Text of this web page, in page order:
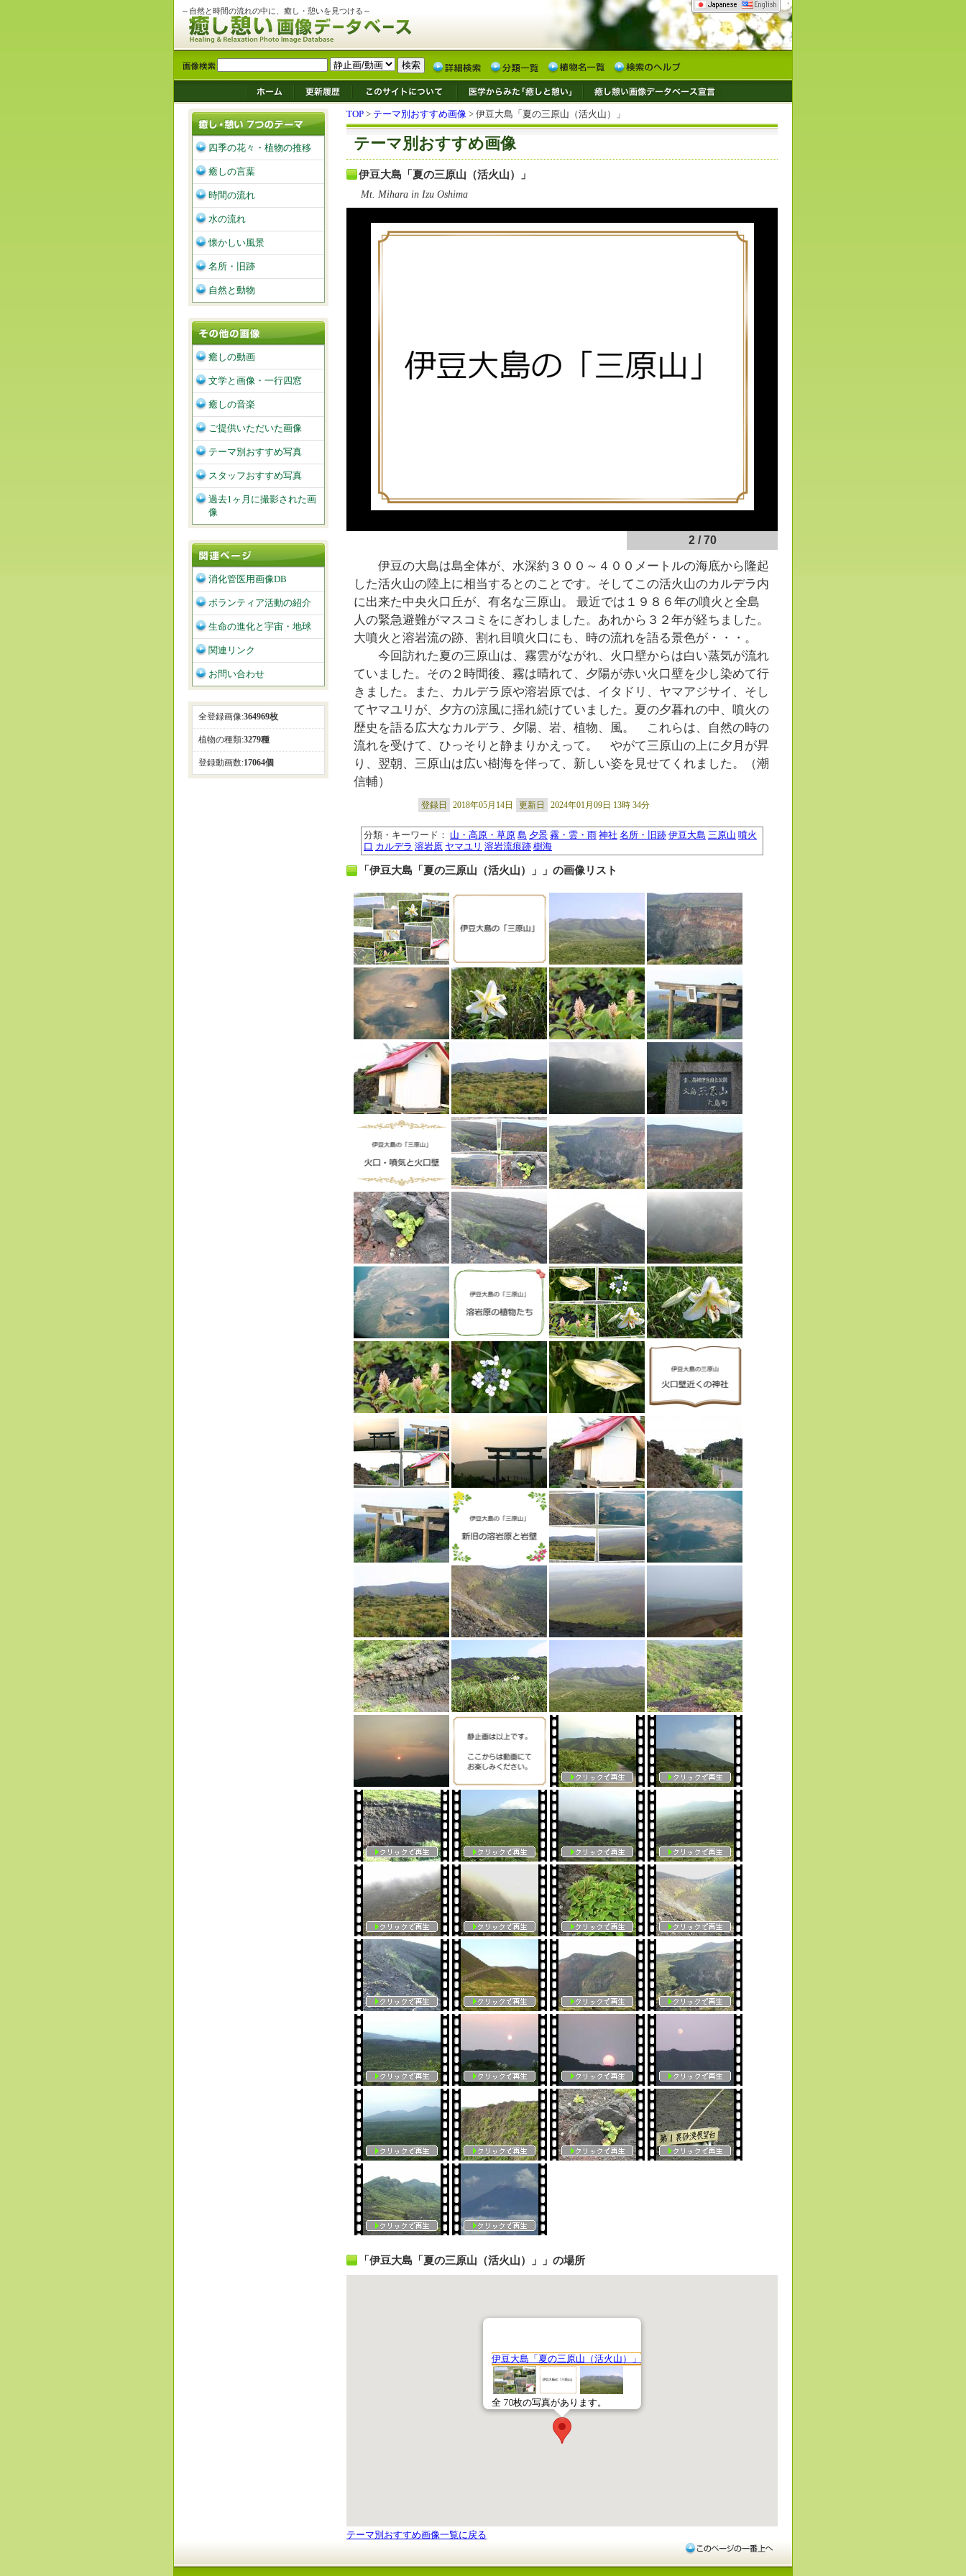
～自然と時間の流れの中に、癒し・憩いを見つける～
TOP > テーマ別おすすめ画像 > 伊豆大島「夏の三原山（活火山）」
テーマ別おすすめ画像
伊豆大島「夏の三原山（活火山）」
Mt. Mihara in Izu Oshima
2/70
伊豆の大島は島全体が、水深約３００～４００メートルの海底から隆起
した活火山の陸上に相当するとのことです。そしてこの活火山のカルデラ内
に出来た中央火口丘が、有名な三原山。 最近では１９８６年の噴火と全島
人の緊急避難がマスコミをにぎわしました。あれから３２年が経ちました。
大噴火と溶岩流の跡、割れ目噴火口にも、時の流れを語る景色が・・・。
今回訪れた夏の三原山は、霧雲がながれ、火口壁からは白い蒸気が流れ
ていました。その２時間後、霧は晴れて、夕陽が赤い火口壁を少し染めて行
きました。また、カルデラ原や溶岩原では、イタドリ、ヤマアジサイ、そし
てヤマユリが、夕方の涼風に揺れ続けていました。夏の夕暮れの中、噴火の
歴史を語る広大なカルデラ、夕陽、岩、植物、風。 これらは、自然の時の
流れを受けて、ひっそりと静まりかえって。 やがて三原山の上に夕月が昇
り、翌朝、三原山は広い樹海を伴って、新しい姿を見せてくれました。（潮
信輔）
登録日 2018年05月14日 更新日 2024年01月09日 13時 34分
分類・キーワード： 山・高原・草原 島 夕景 霧・雲・雨 神社 名所・旧跡 伊豆大島 三原山 噴火
口 カルデラ 溶岩原 ヤマユリ 溶岩流痕跡 樹海
「伊豆大島「夏の三原山（活火山）」」の画像リスト
「伊豆大島「夏の三原山（活火山）」」の場所
テーマ別おすすめ画像一覧に戻る
四季の花々・植物の推移
癒しの言葉
時間の流れ
水の流れ
懐かしい風景
名所・旧跡
自然と動物
癒しの動画
文学と画像・一行四窓
癒しの音楽
ご提供いただいた画像
テーマ別おすすめ写真
スタッフおすすめ写真
過去1ヶ月に撮影された画
像
消化管医用画像DB
ボランティア活動の紹介
生命の進化と宇宙・地球
関連リンク
お問い合わせ
全登録画像:364969枚
植物の種類:3279種
登録動画数:17064個